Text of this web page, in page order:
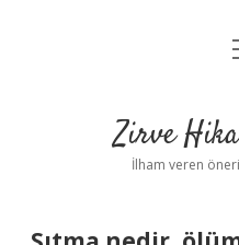
Zirve
İlham veren